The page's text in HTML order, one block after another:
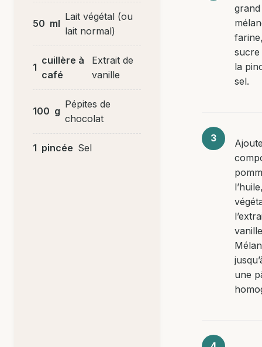
50 ml
Lait végétal (ou
lait normal)
1
cuillère à
café
Extrait de
vanille
100 g
Pépites de
chocolat
1 pincée Sel
grand
la
sel.
une